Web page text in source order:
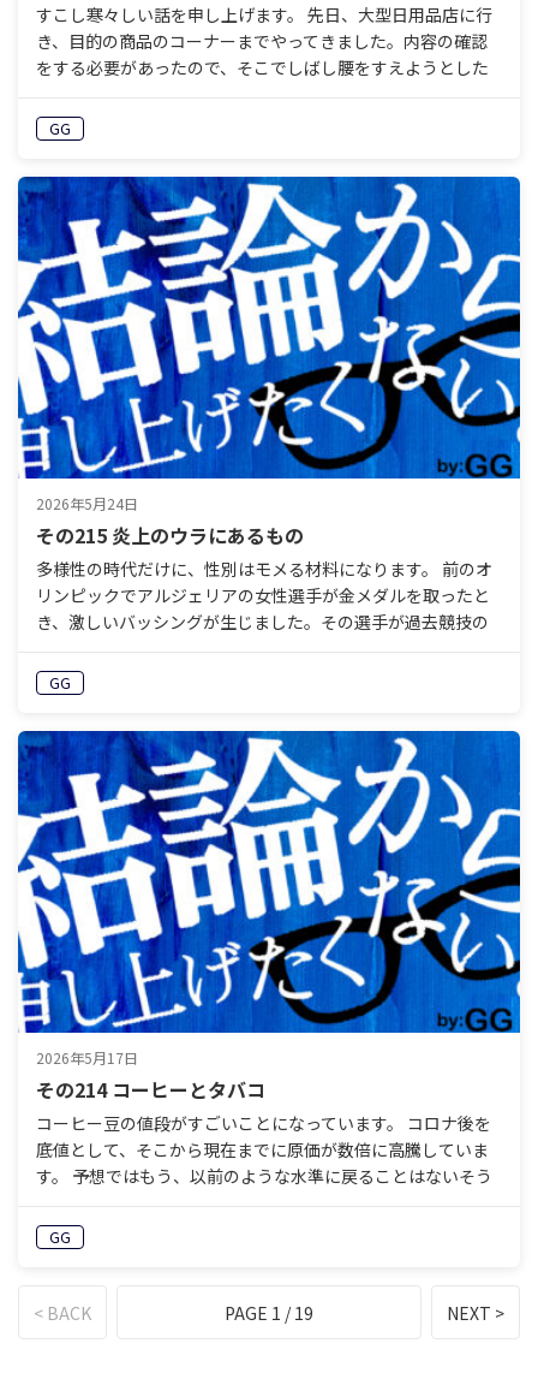
すこし寒々しい話を申し上げます。 先日、大型日用品店に行
き、目的の商品のコーナーまでやってきました。内容の確認
をする必要があったので、そこでしばし腰をすえようとした
GG
2026年5月24日
その215 炎上のウラにあるもの
多様性の時代だけに、性別はモメる材料になります。 前のオ
リンピックでアルジェリアの女性選手が金メダルを取ったと
き、激しいバッシングが生じました。その選手が過去競技の
で…
GG
2026年5月17日
その214 コーヒーとタバコ
コーヒー豆の値段がすごいことになっています。 コロナ後を
底値として、そこから現在までに原価が数倍に高騰していま
す。 予想ではもう、以前のような水準に戻ることはないそう
さ…
GG
< BACK PAGE 1 / 19 NEXT >